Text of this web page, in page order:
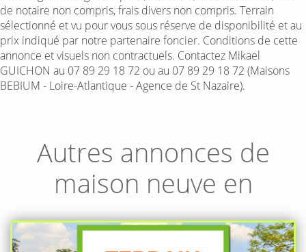
de notaire non compris, frais divers non compris. Terrain
sélectionné et vu pour vous sous réserve de disponibilité et au
prix indiqué par notre partenaire foncier. Conditions de cette
annonce et visuels non contractuels. Contactez Mikael
GUICHON au 07 89 29 18 72 ou au 07 89 29 18 72 (Maisons
BEBIUM - Loire-Atlantique - Agence de St Nazaire).
Autres annonces de
maison neuve en